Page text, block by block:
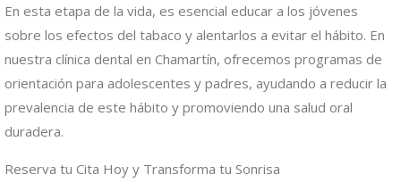
En esta etapa de la vida, es esencial educar a los jóvenes
sobre los efectos del tabaco y alentarlos a evitar el hábito. En
nuestra clínica dental en Chamartín, ofrecemos programas de
orientación para adolescentes y padres, ayudando a reducir la
prevalencia de este hábito y promoviendo una salud oral
duradera.
Reserva tu Cita Hoy y Transforma tu Sonrisa